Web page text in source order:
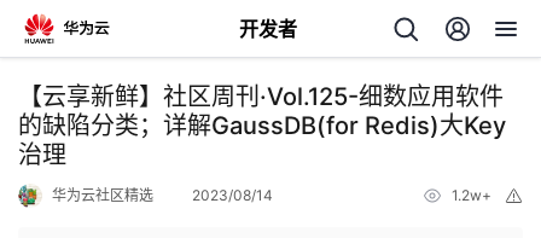
开发者
返
回
【云享新鲜】社区周刊·Vol.125-细数应用软件
的缺陷分类；详解GaussDB(for Redis)大Key
治理
华为云社区精选 2023/08/14 1.2w+